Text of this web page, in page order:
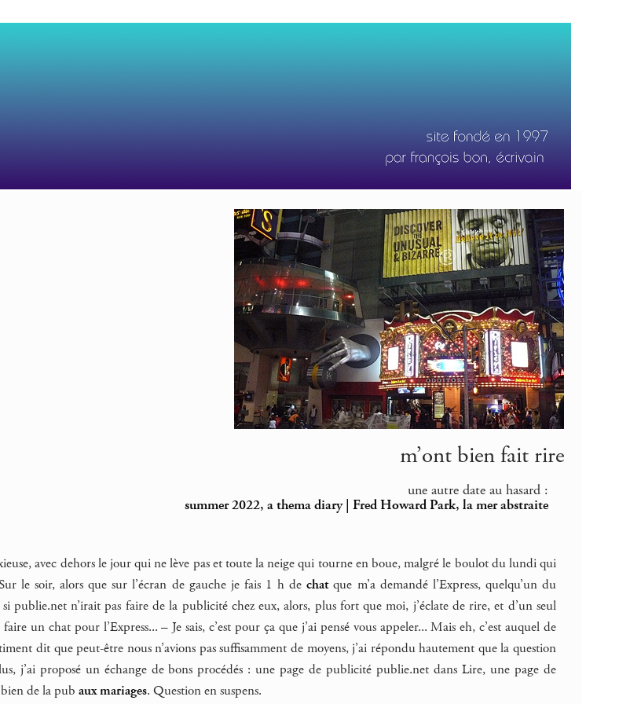
m’ont bien fait rire
une autre date au hasard :
summer 2022, a thema diary | Fred Howard Park, la mer abstraite
avec dehors le jour qui ne lève pas et toute la neige qui tourne en boue, malgré le boulot du lundi qui
le soir, alors que sur l’écran de gauche je fais 1 h dechatque m’a demandé l’Express, quelqu’un du
publie.net n’irait pas faire de la publicité chez eux, alors, plus fort que moi, j’éclate de rire, et d’un seul
un chat pour l’Express... – Je sais, c’est pour ça que j’ai pensé vous appeler... Mais eh, c’est auquel de
dit que peut-être nous n’avions pas suffisamment de moyens, j’ai répondu hautement que la question
j’ai proposé un échange de bons procédés : une page de publicité publie.net dans Lire, une page de
de la pub aux mariages. Question en suspens.